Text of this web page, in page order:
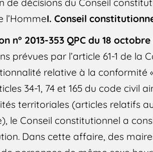
l’HommeI. Conseil
n° 2013-353 QPC du 18 octobre
prévues par l’article 61-1 de la
relative à la conformité
34-1, 74 et 165 du code civil
territoriales (articles relatifs
le Conseil constitutionnel a
Dans cette affaire, des